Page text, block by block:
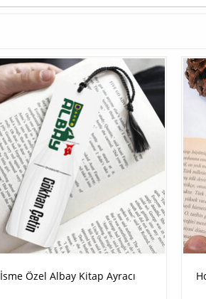
İsme Özel Albay Kitap Ayracı